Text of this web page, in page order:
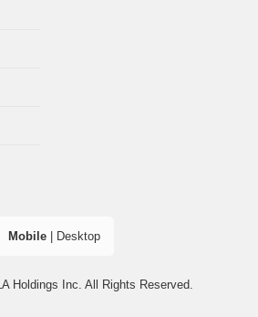
Mobile| Desktop
Holdings Inc. All Rights Reserved.